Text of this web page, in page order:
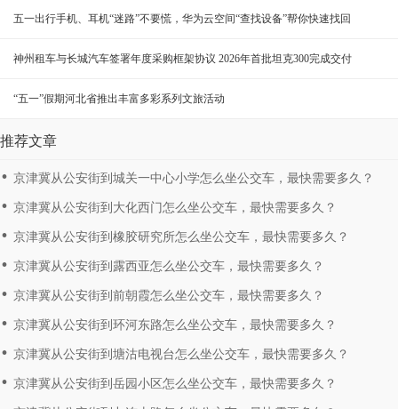
五一出行手机、耳机“迷路”不要慌，华为云空间“查找设备”帮你快速找回
神州租车与长城汽车签署年度采购框架协议 2026年首批坦克300完成交付
“五一”假期河北省推出丰富多彩系列文旅活动
推荐文章
京津冀从公安街到城关一中心小学怎么坐公交车，最快需要多久？
京津冀从公安街到大化西门怎么坐公交车，最快需要多久？
京津冀从公安街到橡胶研究所怎么坐公交车，最快需要多久？
京津冀从公安街到露西亚怎么坐公交车，最快需要多久？
京津冀从公安街到前朝霞怎么坐公交车，最快需要多久？
京津冀从公安街到环河东路怎么坐公交车，最快需要多久？
京津冀从公安街到塘沽电视台怎么坐公交车，最快需要多久？
京津冀从公安街到岳园小区怎么坐公交车，最快需要多久？